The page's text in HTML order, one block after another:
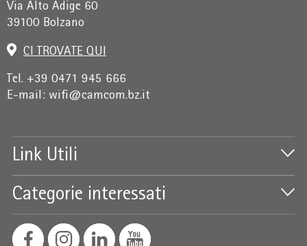
Via Alto Adige 60
39100 Bolzano
CI TROVATE QUI
Tel. +39 0471 945 666
E-mail: wifi@camcom.bz.it
Link Utili
Categorie interessati